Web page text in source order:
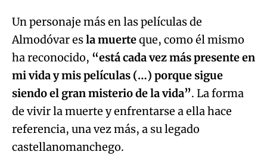
Un personaje más en las películas de
Almodóvar esla muerteque, como él mismo
ha reconocido, “está cada vez más presente en
mi vida y mis películas (…) porque sigue
siendo el gran misterio de la vida”. La forma
de vivir la muerte y enfrentarse a ella hace
referencia, una vez más, a su legado
castellanomanchego.